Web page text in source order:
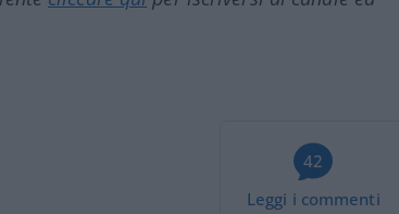
42
Leggi i commenti